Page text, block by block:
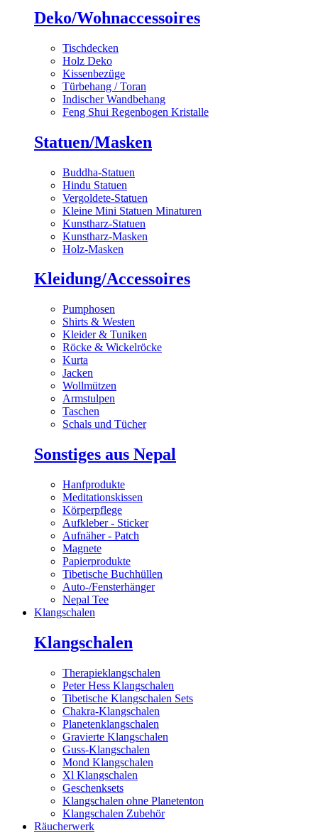
Deko/Wohnaccessoires
Tischdecken
Holz Deko
Kissenbezüge
Türbehang / Toran
Indischer Wandbehang
Feng Shui Regenbogen Kristalle
Statuen/Masken
Buddha-Statuen
Hindu Statuen
Vergoldete-Statuen
Kleine Mini Statuen Minaturen
Kunstharz-Statuen
Kunstharz-Masken
Holz-Masken
Kleidung/Accessoires
Pumphosen
Shirts & Westen
Kleider & Tuniken
Röcke & Wickelröcke
Kurta
Jacken
Wollmützen
Armstulpen
Taschen
Schals und Tücher
Sonstiges aus Nepal
Hanfprodukte
Meditationskissen
Körperpflege
Aufkleber - Sticker
Aufnäher - Patch
Magnete
Papierprodukte
Tibetische Buchhüllen
Auto-/Fensterhänger
Nepal Tee
Klangschalen
Klangschalen
Therapieklangschalen
Peter Hess Klangschalen
Tibetische Klangschalen Sets
Chakra-Klangschalen
Planetenklangschalen
Gravierte Klangschalen
Guss-Klangschalen
Mond Klangschalen
Xl Klangschalen
Geschenksets
Klangschalen ohne Planetenton
Klangschalen Zubehör
Räucherwerk